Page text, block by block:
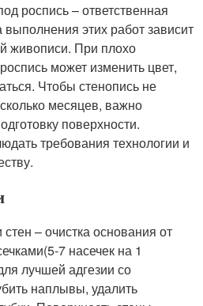
роспись – ответственная
выполнения этих работ зависит
живописи. При плохо
может изменить цвет,
Чтобы стенопись не
месяцев, важно
поверхности.
требования технологии и
– очистка основания от
7 насечек на 1
лучшей адгезии со
наплывы, удалить